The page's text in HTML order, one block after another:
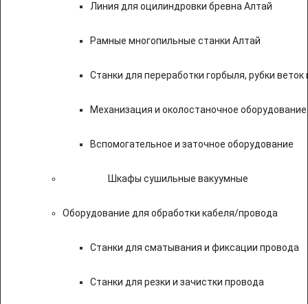
Линия для оцилиндровки бревна Алтай
Рамные многопильные станки Алтай
Станки для переработки горбыля, рубки веток
Механизация и околостаночное оборудование
Вспомогательное и заточное оборудование
Шкафы сушильные вакуумные
Оборудование для обработки кабеля/провода
Станки для сматывания и фиксации провода
Станки для резки и зачистки провода